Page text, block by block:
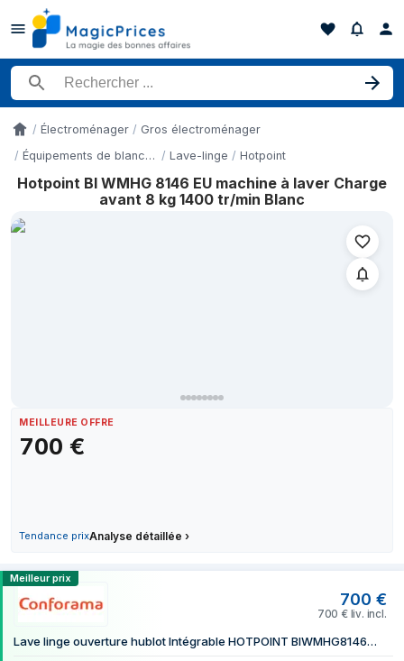
Rechercher un produit
AccueilÉlectroménager
Gros électroménager
Équipements de blanchisserie
Lave-linge Hotpoint
Hotpoint BI WMHG 8146 EU machine à laver Charge
avant 8 kg 1400 tr/min Blanc
MEILLEURE OFFRE
700 €
Tendance prixAnalyse détaillée ›
Historique des prix de Hotpoint BI WMHG 8146 EU machine
Date
4 juillet 2026
Comparer les prix de Hotpoint BI
Meilleur prix
700 €
700 € liv. incl.
Lave linge ouverture hublot Intégrable HOTPOINT BIWMHG8146EU